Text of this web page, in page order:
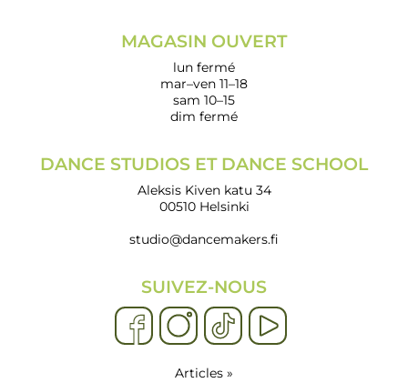
MAGASIN OUVERT
lun fermé
mar–ven 11–18
sam 10–15
dim fermé
DANCE STUDIOS ET DANCE SCHOOL
Aleksis Kiven katu 34
00510 Helsinki
studio@dancemakers.fi
SUIVEZ-NOUS
Articles »